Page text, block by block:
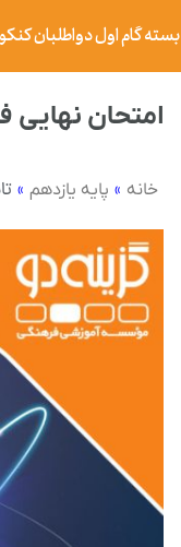
بسته گام اول دواطلبان کنکور
امتحان نهایی فیزیک ۳ پایه دوازدهم رشته ریاضی فیزیک
خانه » پایه یازدهم »